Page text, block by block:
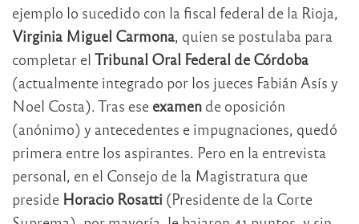
ejemplo lo sucedido con la fiscal federal de la Rioja,
Virginia Miguel Carmona, quien se postulaba para
completar el Tribunal Oral Federal de Córdoba
(actualmente integrado por los jueces Fabián Asís y
Noel Costa). Tras ese examen de oposición
(anónimo) y antecedentes e impugnaciones, quedó
primera entre los aspirantes. Pero en la entrevista
personal, en el Consejo de la Magistratura que
preside Horacio Rosatti (Presidente de la Corte